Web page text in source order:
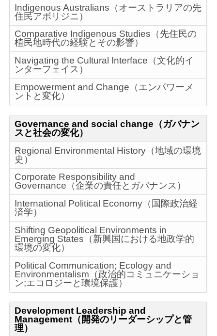
Indigenous Australians（オーストラリアの先
住民アボリジニ）
Comparative Indigenous Studies（先住民の
植民地時代の経験とその影響）
Navigating the Cultural Interface（文化的イ
ンターフェイス）
Empowerment and Change（エンパワーメ
ントと変化）
Governance and social change（ガバナン
スと社会の変化）
Regional Environmental History（地域の環境
史）
Corporate Responsibility and
Governance（企業の責任とガバナンス）
International Political Economy（国際政治経
済学）
Shifting Geopolitical Environments in
Emerging States（新興国における地政学的
環境の変化）
Political Communication; Ecology and
Environmentalism（政治的コミュニケーショ
ン;エコロジーと環境保護）
Development Leadership and
Management（開発のリーダーシップと管
理）